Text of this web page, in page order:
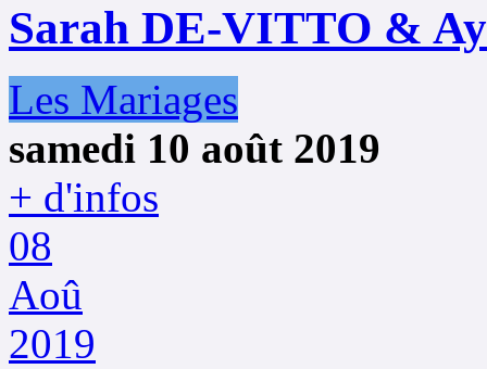
Sarah DE-VITTO &
Les Mariages
samedi 10 août 2019
+ d'infos
08
Aoû
2019